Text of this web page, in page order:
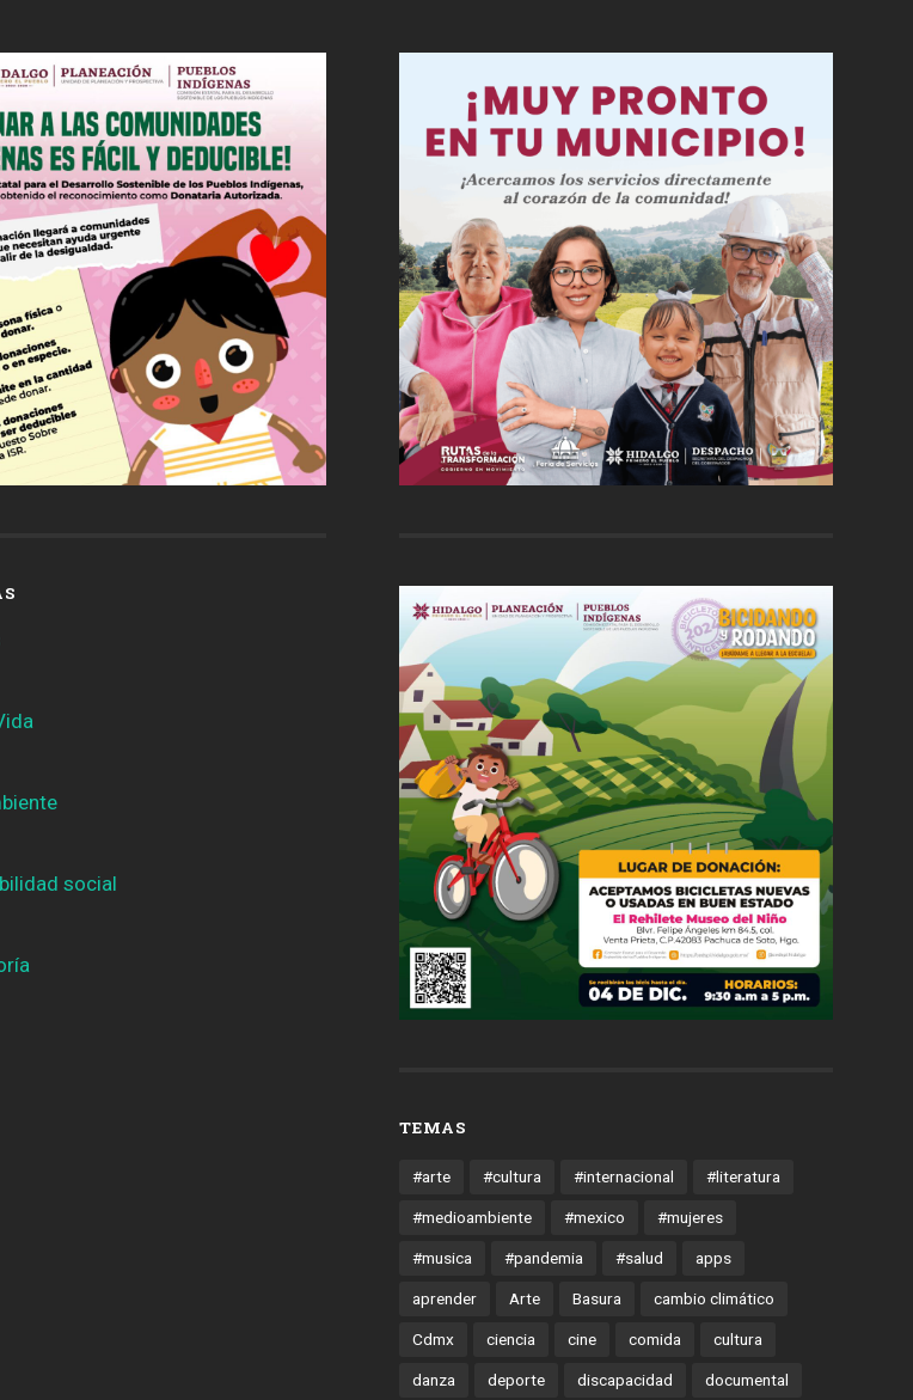
social
TEMAS
#arte #cultura #internacional #literatura
#medioambiente #mexico #mujeres
#musica #pandemia #salud apps
aprender Arte Basura cambio climático
Cdmx ciencia cine comida cultura
danza deporte discapacidad documental